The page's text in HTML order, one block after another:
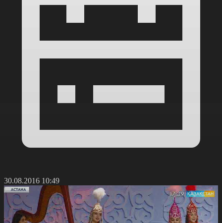
30.08.2016 10:49